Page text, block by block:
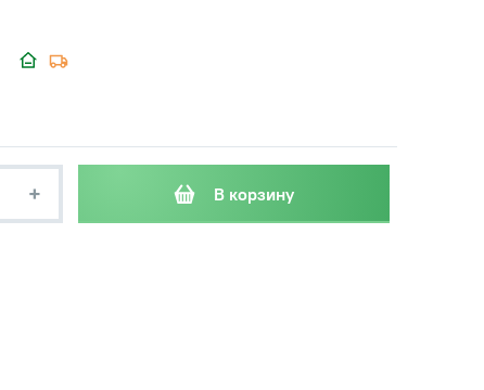
+ В корзину